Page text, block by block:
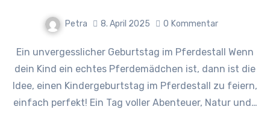
Petra 8. April 2025 0 Kommentar
Ein unvergesslicher Geburtstag im Pferdestall Wenn
dein Kind ein echtes Pferdemädchen ist, dann ist die
Idee, einen Kindergeburtstag im Pferdestall zu feiern,
einfach perfekt! Ein Tag voller Abenteuer, Natur und…